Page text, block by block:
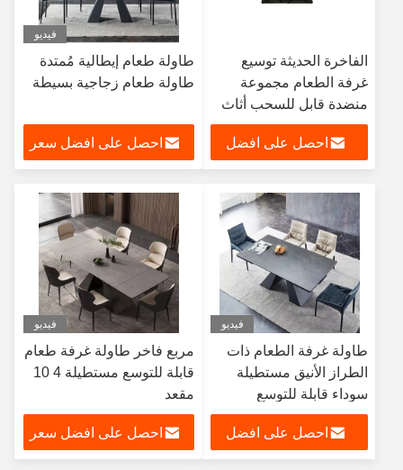
الفاخرة الحديثة توسيع
غرفة الطعام مجموعة
منضدة قابل للسحب أثاث
المطبخ تمديد ملبد حجر
قرص من الرخام للمنضدة
طاولة طعام قابلة للتمديد
احصل على افضل
فيديو
طاولة طعام إيطالية مُمتدة
طاولة طعام زجاجية بسيطة
احصل على افضل سعر
فيديو
طاولة غرفة الطعام ذات
الطراز الأنيق مستطيلة
سوداء قابلة للتوسع
وظيفية لـ 8 مقاعد
احصل على افضل
فيديو
مربع فاخر طاولة غرفة طعام
قابلة للتوسع مستطيلة 4 10
مقعد
احصل على افضل سعر